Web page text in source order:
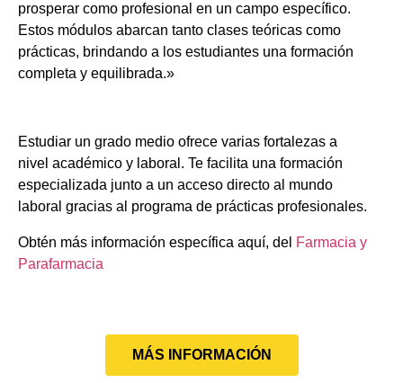
prosperar como profesional en un campo específico.
Estos módulos abarcan tanto clases teóricas como
prácticas, brindando a los estudiantes una formación
completa y equilibrada.»
Estudiar un grado medio ofrece varias fortalezas a
nivel académico y laboral. Te facilita una formación
especializada junto a un acceso directo al mundo
laboral gracias al programa de prácticas profesionales.
Obtén más información específica aquí, del Farmacia y
Parafarmacia
MÁS INFORMACIÓN